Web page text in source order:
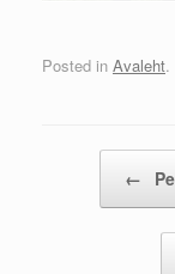
Posted in Avaleht.
←